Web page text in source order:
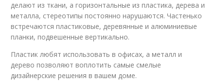
делают из ткани, а горизонтальные из пластика, дерева и
металла, стереотипы постоянно нарушаются. Частенько
встречаются пластиковые, деревянные и алюминиевые
планки, подвешенные вертикально.
Пластик любят использовать в офисах, а металл и
дерево позволяют воплотить самые смелые
дизайнерские решения в вашем доме.